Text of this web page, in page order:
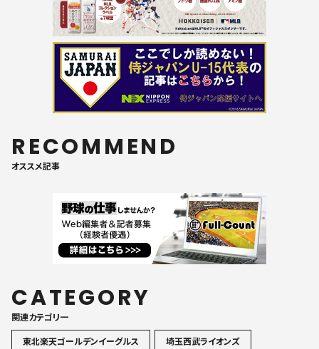
RECOMMEND
オススメ記事
CATEGORY
関連カテゴリ一
東北楽天ゴールデンイーグルス
埼玉西武ライオンズ